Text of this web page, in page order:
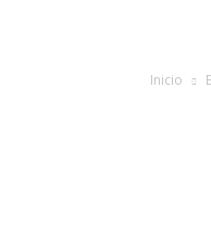
Inicio